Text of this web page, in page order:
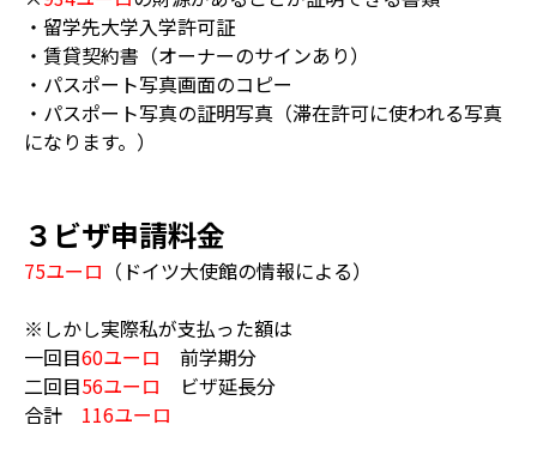
・留学先大学入学許可証
・賃貸契約書（オーナーのサインあり）
・パスポート写真画面のコピー
・パスポート写真の証明写真（滞在許可に使われる写真
になります。）
３ビザ申請料金
75ユーロ （ドイツ大使館の情報による）
※しかし実際私が支払った額は
一回目60ユーロ 前学期分
二回目56ユーロ
ビザ延長分
合計 116ユーロ